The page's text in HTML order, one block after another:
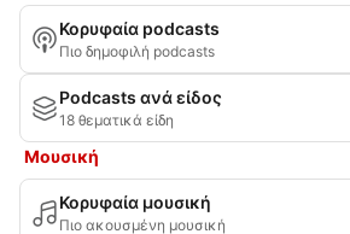
Κορυφαία podcasts
Πιο δημοφιλή podcasts
Podcasts ανά είδος
18 θεματικά είδη
Μουσική
Κορυφαία μουσική
Πιο ακουσμένη μουσική